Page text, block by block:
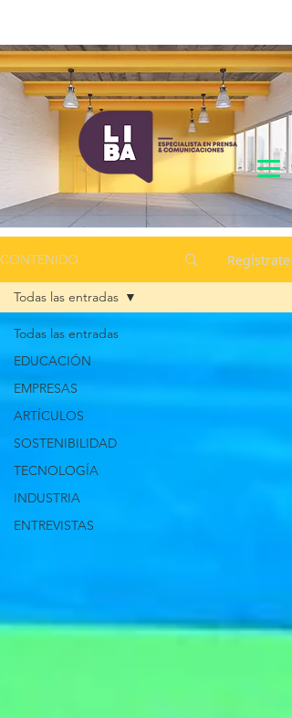
CONTENIDO Regístrate
Todas las entradas
EDUCACIÓN
EMPRESAS
ARTÍCULOS
SOSTENIBILIDAD
TECNOLOGÍA
INDUSTRIA
ENTREVISTAS
Todas las entradas